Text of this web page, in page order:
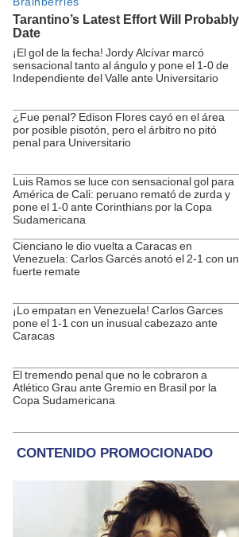
¡El gol de la fecha! Jordy Alcívar marcó
sensacional tanto al ángulo y pone el 1-0 de
Independiente del Valle ante Universitario
¿Fue penal? Edison Flores cayó en el área
por posible pisotón, pero el árbitro no pitó
penal para Universitario
Luis Ramos se luce con sensacional gol para
América de Cali: peruano remató de zurda y
pone el 1-0 ante Corinthians por la Copa
Sudamericana
Cienciano le dio vuelta a Caracas en
Venezuela: Carlos Garcés anotó el 2-1 con un
fuerte remate
¡Lo empatan en Venezuela! Carlos Garces
pone el 1-1 con un inusual cabezazo ante
Caracas
El tremendo penal que no le cobraron a
Atlético Grau ante Gremio en Brasil por la
Copa Sudamericana